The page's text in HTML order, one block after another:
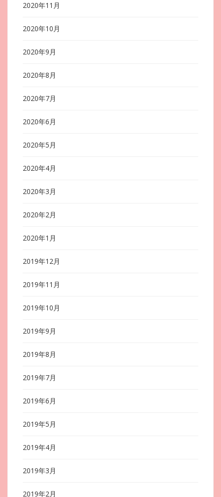
2020年11月
2020年10月
2020年9月
2020年8月
2020年7月
2020年6月
2020年5月
2020年4月
2020年3月
2020年2月
2020年1月
2019年12月
2019年11月
2019年10月
2019年9月
2019年8月
2019年7月
2019年6月
2019年5月
2019年4月
2019年3月
2019年2月